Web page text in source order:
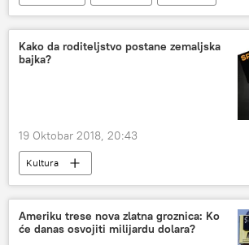
Ministarstvo pravde SAD
optužnica
mešanje u izbore
Kako da roditeljstvo postane zemaljska
bajka?
19 Oktobar 2018, 20:43
Kultura
Ameriku trese nova zlatna groznica: Ko
će danas osvojiti milijardu dolara?